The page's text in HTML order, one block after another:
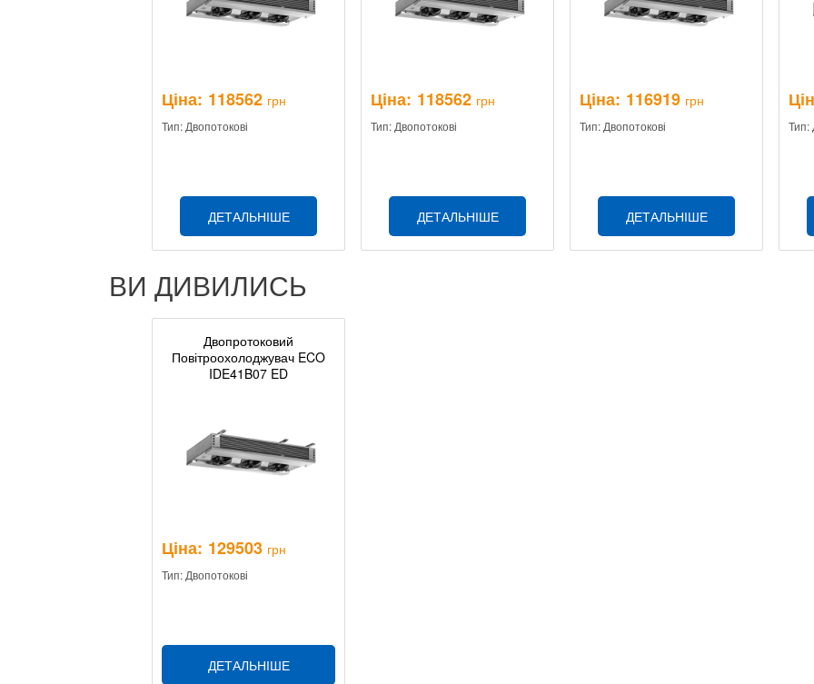
Ціна: 118562 грн
Тип: Двопотокові
ДЕТАЛЬНІШЕ
Ціна: 118562 грн
Тип: Двопотокові
ДЕТАЛЬНІШЕ
Ціна: 116919 грн
Тип: Двопотокові
ДЕТАЛЬНІШЕ
Тип:
ВИ ДИВИЛИСЬ
Двопротоковий
Повітроохолоджувач ECO
IDE41B07 ED
Ціна: 129503 грн
Тип: Двопотокові
ДЕТАЛЬНІШЕ